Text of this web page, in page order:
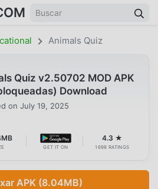
Animals Quiz
Quiz v2.50702 MOD APK
Download
on July 19, 2025
GET IT ON
4.3 ★
1698 RATINGS
APK (8.04MB)